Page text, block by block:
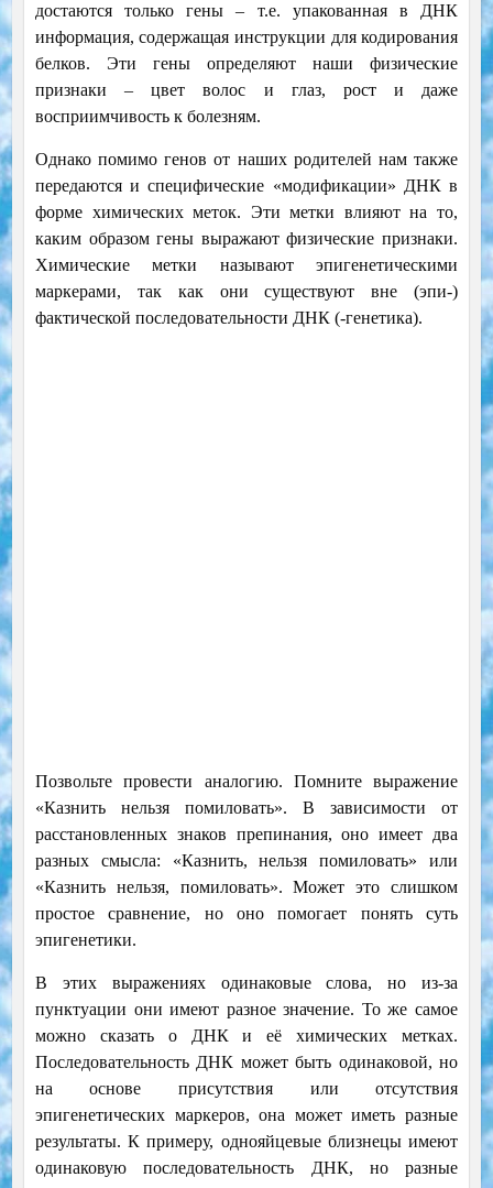
достаются только гены – т.е. упакованная в ДНК
информация, содержащая инструкции для кодирования
белков. Эти гены определяют наши физические
признаки – цвет волос и глаз, рост и даже
восприимчивость к болезням.
Однако помимо генов от наших родителей нам также
передаются и специфические «модификации» ДНК в
форме химических меток. Эти метки влияют на то,
каким образом гены выражают физические признаки.
Химические метки называют эпигенетическими
маркерами, так как они существуют вне (эпи-)
фактической последовательности ДНК (-генетика).
Позвольте провести аналогию. Помните выражение
«Казнить нельзя помиловать». В зависимости от
расстановленных знаков препинания, оно имеет два
разных смысла: «Казнить, нельзя помиловать» или
«Казнить нельзя, помиловать». Может это слишком
простое сравнение, но оно помогает понять суть
эпигенетики.
В этих выражениях одинаковые слова, но из-за
пунктуации они имеют разное значение. То же самое
можно сказать о ДНК и её химических метках.
Последовательность ДНК может быть одинаковой, но
на основе присутствия или отсутствия
эпигенетических маркеров, она может иметь разные
результаты. К примеру, однояйцевые близнецы имеют
одинаковую последовательность ДНК, но разные